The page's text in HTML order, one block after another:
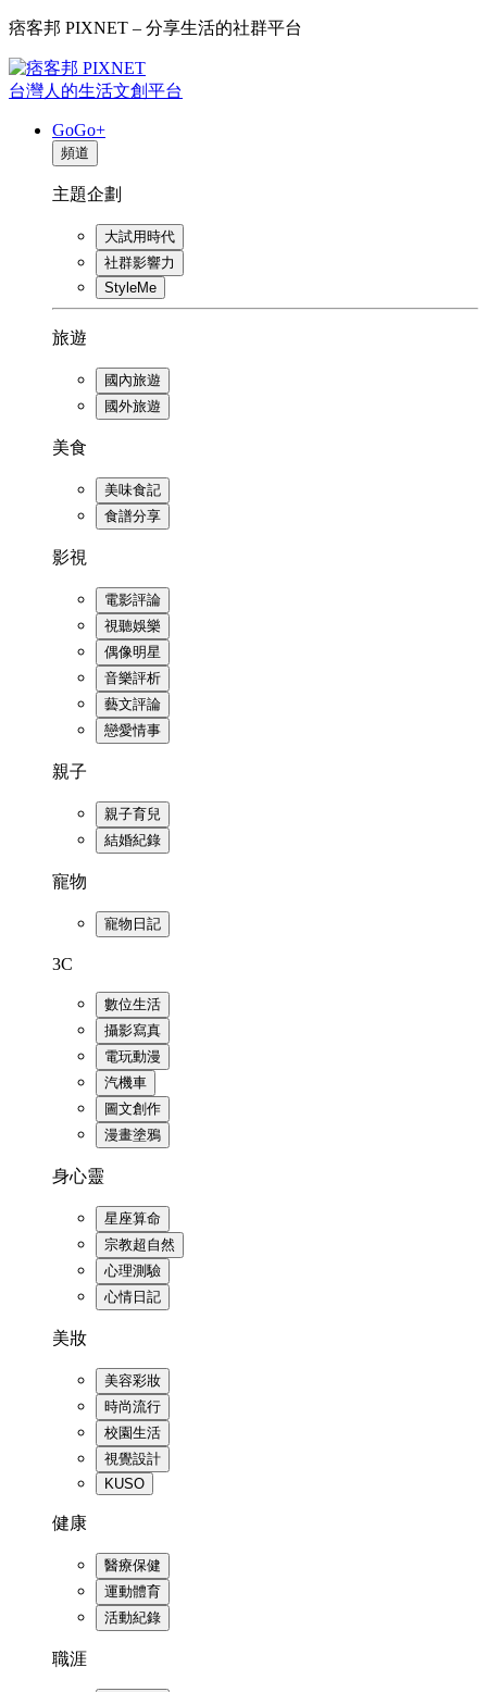
痞客邦 PIXNET – 分享生活的社群平台
台灣人的生活文創平台
GoGo+
頻道
主題企劃
大試用時代
社群影響力
StyleMe
旅遊
國內旅遊
國外旅遊
美食
美味食記
食譜分享
影視
電影評論
視聽娛樂
偶像明星
音樂評析
藝文評論
戀愛情事
親子
親子育兒
結婚紀錄
寵物
寵物日記
3C
數位生活
攝影寫真
電玩動漫
汽機車
圖文創作
漫畫塗鴉
身心靈
星座算命
宗教超自然
心理測驗
心情日記
美妝
美容彩妝
時尚流行
校園生活
視覺設計
KUSO
健康
醫療保健
運動體育
活動紀錄
職涯